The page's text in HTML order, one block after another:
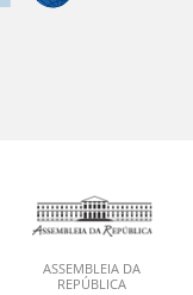
ASSEMBLEIA DA
REPÚBLICA